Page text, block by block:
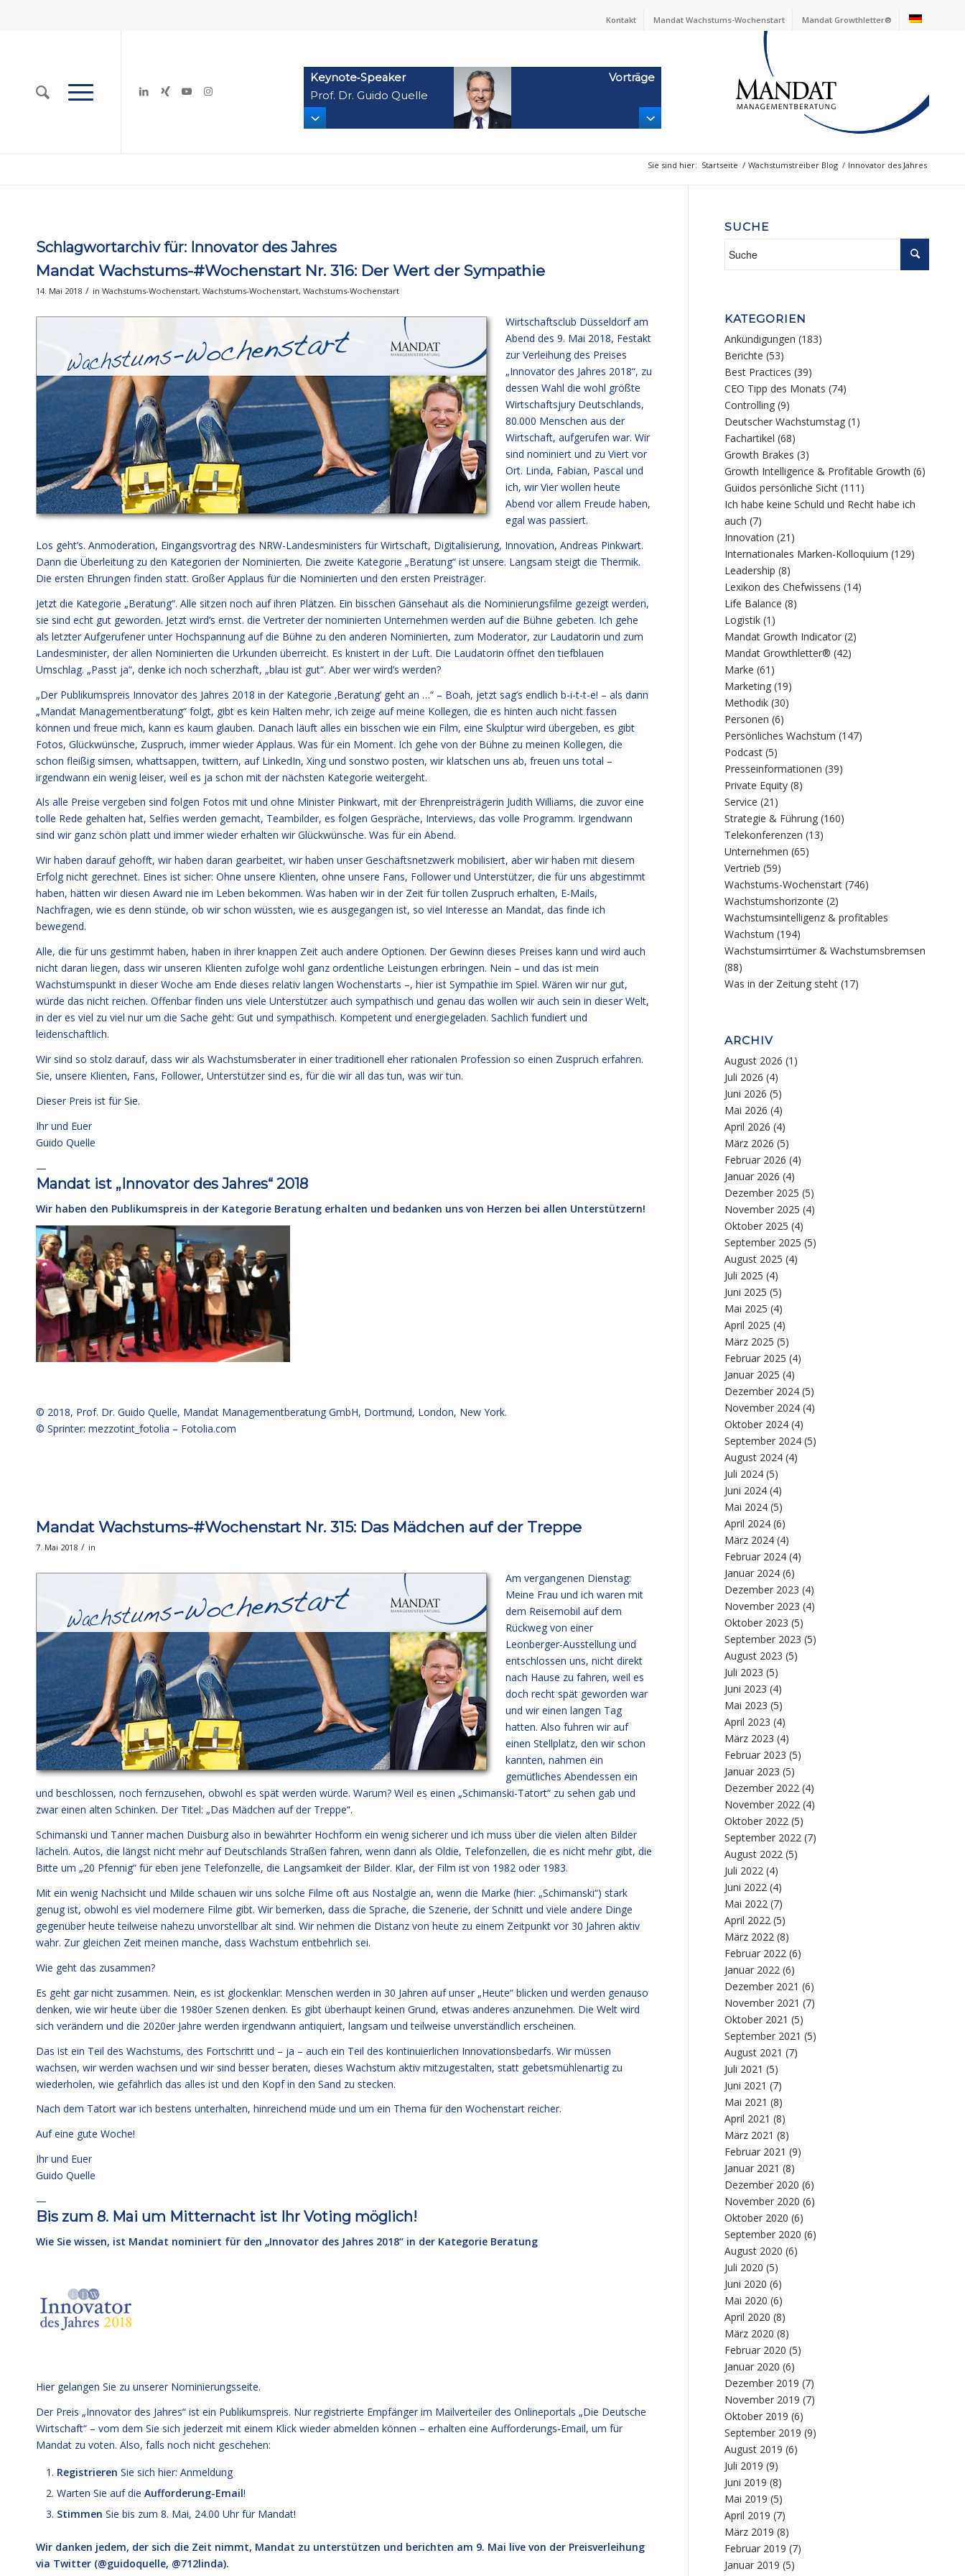
Kontakt Mandat Wachstums-Wochenstart Mandat Growthletter®
Keynote‑Speaker
Prof. Dr. Guido Quelle
Vorträge
Sie sind hier: Startseite / Wachstumstreiber Blog / Innovator des Jahres
Schlagwortarchiv für: Innovator des Jahres
Mandat Wachstums-#Wochenstart Nr. 316: Der Wert der Sympathie
14. Mai 2018 / in Wachstums-Wochenstart, Wachstums-Wochenstart, Wachstums-Wochenstart
Wirtschaftsclub Düsseldorf am
Abend des 9. Mai 2018, Festakt
zur Verleihung des Preises
„Innovator des Jahres 2018“, zu
dessen Wahl die wohl größte
Wirtschaftsjury Deutschlands,
80.000 Menschen aus der
Wirtschaft, aufgerufen war. Wir
sind nominiert und zu Viert vor
Ort. Linda, Fabian, Pascal und
ich, wir Vier wollen heute
Abend vor allem Freude haben,
egal was passiert.
Los geht’s. Anmoderation, Eingangsvortrag des NRW-Landesministers für Wirtschaft, Digitalisierung, Innovation, Andreas Pinkwart.
Dann die Überleitung zu den Kategorien der Nominierten. Die zweite Kategorie „Beratung“ ist unsere. Langsam steigt die Thermik.
Die ersten Ehrungen finden statt. Großer Applaus für die Nominierten und den ersten Preisträger.
Jetzt die Kategorie „Beratung“. Alle sitzen noch auf ihren Plätzen. Ein bisschen Gänsehaut als die Nominierungsfilme gezeigt werden,
sie sind echt gut geworden. Jetzt wird’s ernst. die Vertreter der nominierten Unternehmen werden auf die Bühne gebeten. Ich gehe
als letzter Aufgerufener unter Hochspannung auf die Bühne zu den anderen Nominierten, zum Moderator, zur Laudatorin und zum
Landesminister, der allen Nominierten die Urkunden überreicht. Es knistert in der Luft. Die Laudatorin öffnet den tiefblauen
Umschlag. „Passt ja“, denke ich noch scherzhaft, „blau ist gut“. Aber wer wird’s werden?
„Der Publikumspreis Innovator des Jahres 2018 in der Kategorie ‚Beratung’ geht an …“ – Boah, jetzt sag’s endlich b-i-t-t-e! – als dann
„Mandat Managementberatung“ folgt, gibt es kein Halten mehr, ich zeige auf meine Kollegen, die es hinten auch nicht fassen
können und freue mich, kann es kaum glauben. Danach läuft alles ein bisschen wie ein Film, eine Skulptur wird übergeben, es gibt
Fotos, Glückwünsche, Zuspruch, immer wieder Applaus. Was für ein Moment. Ich gehe von der Bühne zu meinen Kollegen, die
schon fleißig simsen, whattsappen, twittern, auf LinkedIn, Xing und sonstwo posten, wir klatschen uns ab, freuen uns total –
irgendwann ein wenig leiser, weil es ja schon mit der nächsten Kategorie weitergeht.
Als alle Preise vergeben sind folgen Fotos mit und ohne Minister Pinkwart, mit der Ehrenpreisträgerin Judith Williams, die zuvor eine
tolle Rede gehalten hat, Selfies werden gemacht, Teambilder, es folgen Gespräche, Interviews, das volle Programm. Irgendwann
sind wir ganz schön platt und immer wieder erhalten wir Glückwünsche. Was für ein Abend.
Wir haben darauf gehofft, wir haben daran gearbeitet, wir haben unser Geschäftsnetzwerk mobilisiert, aber wir haben mit diesem
Erfolg nicht gerechnet. Eines ist sicher: Ohne unsere Klienten, ohne unsere Fans, Follower und Unterstützer, die für uns abgestimmt
haben, hätten wir diesen Award nie im Leben bekommen. Was haben wir in der Zeit für tollen Zuspruch erhalten, E-Mails,
Nachfragen, wie es denn stünde, ob wir schon wüssten, wie es ausgegangen ist, so viel Interesse an Mandat, das finde ich
bewegend.
Alle, die für uns gestimmt haben, haben in ihrer knappen Zeit auch andere Optionen. Der Gewinn dieses Preises kann und wird auch
nicht daran liegen, dass wir unseren Klienten zufolge wohl ganz ordentliche Leistungen erbringen. Nein – und das ist mein
Wachstumspunkt in dieser Woche am Ende dieses relativ langen Wochenstarts –, hier ist Sympathie im Spiel. Wären wir nur gut,
würde das nicht reichen. Offenbar finden uns viele Unterstützer auch sympathisch und genau das wollen wir auch sein in dieser Welt,
in der es viel zu viel nur um die Sache geht: Gut und sympathisch. Kompetent und energiegeladen. Sachlich fundiert und
leidenschaftlich.
Wir sind so stolz darauf, dass wir als Wachstumsberater in einer traditionell eher rationalen Profession so einen Zuspruch erfahren.
Sie, unsere Klienten, Fans, Follower, Unterstützer sind es, für die wir all das tun, was wir tun.
Dieser Preis ist für Sie.
Ihr und Euer
Guido Quelle
—
Mandat ist „Innovator des Jahres“ 2018
Wir haben den Publikumspreis in der Kategorie Beratung erhalten und bedanken uns von Herzen bei allen Unterstützern!
© 2018, Prof. Dr. Guido Quelle, Mandat Managementberatung GmbH, Dortmund, London, New York.
© Sprinter: mezzotint_fotolia – Fotolia.com
Mandat Wachstums-#Wochenstart Nr. 315: Das Mädchen auf der Treppe
7. Mai 2018 / in
Am vergangenen Dienstag:
Meine Frau und ich waren mit
dem Reisemobil auf dem
Rückweg von einer
Leonberger-Ausstellung und
entschlossen uns, nicht direkt
nach Hause zu fahren, weil es
doch recht spät geworden war
und wir einen langen Tag
hatten. Also fuhren wir auf
einen Stellplatz, den wir schon
kannten, nahmen ein
gemütliches Abendessen ein
und beschlossen, noch fernzusehen, obwohl es spät werden würde. Warum? Weil es einen „Schimanski-Tatort“ zu sehen gab und
zwar einen alten Schinken. Der Titel: „Das Mädchen auf der Treppe“.
Schimanski und Tanner machen Duisburg also in bewährter Hochform ein wenig sicherer und ich muss über die vielen alten Bilder
lächeln. Autos, die längst nicht mehr auf Deutschlands Straßen fahren, wenn dann als Oldie, Telefonzellen, die es nicht mehr gibt, die
Bitte um „20 Pfennig“ für eben jene Telefonzelle, die Langsamkeit der Bilder. Klar, der Film ist von 1982 oder 1983.
Mit ein wenig Nachsicht und Milde schauen wir uns solche Filme oft aus Nostalgie an, wenn die Marke (hier: „Schimanski“) stark
genug ist, obwohl es viel modernere Filme gibt. Wir bemerken, dass die Sprache, die Szenerie, der Schnitt und viele andere Dinge
gegenüber heute teilweise nahezu unvorstellbar alt sind. Wir nehmen die Distanz von heute zu einem Zeitpunkt vor 30 Jahren aktiv
wahr. Zur gleichen Zeit meinen manche, dass Wachstum entbehrlich sei.
Wie geht das zusammen?
Es geht gar nicht zusammen. Nein, es ist glockenklar: Menschen werden in 30 Jahren auf unser „Heute“ blicken und werden genauso
denken, wie wir heute über die 1980er Szenen denken. Es gibt überhaupt keinen Grund, etwas anderes anzunehmen. Die Welt wird
sich verändern und die 2020er Jahre werden irgendwann antiquiert, langsam und teilweise unverständlich erscheinen.
Das ist ein Teil des Wachstums, des Fortschritt und – ja – auch ein Teil des kontinuierlichen Innovationsbedarfs. Wir müssen
wachsen, wir werden wachsen und wir sind besser beraten, dieses Wachstum aktiv mitzugestalten, statt gebetsmühlenartig zu
wiederholen, wie gefährlich das alles ist und den Kopf in den Sand zu stecken.
Nach dem Tatort war ich bestens unterhalten, hinreichend müde und um ein Thema für den Wochenstart reicher.
Auf eine gute Woche!
Ihr und Euer
Guido Quelle
—
Bis zum 8. Mai um Mitternacht ist Ihr Voting möglich!
Wie Sie wissen, ist Mandat nominiert für den „Innovator des Jahres 2018“ in der Kategorie Beratung
Hier gelangen Sie zu unserer Nominierungsseite.
Der Preis „Innovator des Jahres“ ist ein Publikumspreis. Nur registrierte Empfänger im Mailverteiler des Onlineportals „Die Deutsche
Wirtschaft“ – vom dem Sie sich jederzeit mit einem Klick wieder abmelden können – erhalten eine Aufforderungs-Email, um für
Mandat zu voten. Also, falls noch nicht geschehen:
Registrieren Sie sich hier: Anmeldung
Warten Sie auf die Aufforderung-Email!
Stimmen Sie bis zum 8. Mai, 24.00 Uhr für Mandat!
Wir danken jedem, der sich die Zeit nimmt, Mandat zu unterstützen und berichten am 9. Mai live von der Preisverleihung
via Twitter (@guidoquelle, @712linda).
SUCHE
KATEGORIEN
Ankündigungen (183)
Berichte (53)
Best Practices (39)
CEO Tipp des Monats (74)
Controlling (9)
Deutscher Wachstumstag (1)
Fachartikel (68)
Growth Brakes (3)
Growth Intelligence & Profitable Growth (6)
Guidos persönliche Sicht (111)
Ich habe keine Schuld und Recht habe ich
auch (7)
Innovation (21)
Internationales Marken-Kolloquium (129)
Leadership (8)
Lexikon des Chefwissens (14)
Life Balance (8)
Logistik (1)
Mandat Growth Indicator (2)
Mandat Growthletter® (42)
Marke (61)
Marketing (19)
Methodik (30)
Personen (6)
Persönliches Wachstum (147)
Podcast (5)
Presseinformationen (39)
Private Equity (8)
Service (21)
Strategie & Führung (160)
Telekonferenzen (13)
Unternehmen (65)
Vertrieb (59)
Wachstums-Wochenstart (746)
Wachstumshorizonte (2)
Wachstumsintelligenz & profitables
Wachstum (194)
Wachstumsirrtümer & Wachstumsbremsen
(88)
Was in der Zeitung steht (17)
ARCHIV
August 2026 (1)
Juli 2026 (4)
Juni 2026 (5)
Mai 2026 (4)
April 2026 (4)
März 2026 (5)
Februar 2026 (4)
Januar 2026 (4)
Dezember 2025 (5)
November 2025 (4)
Oktober 2025 (4)
September 2025 (5)
August 2025 (4)
Juli 2025 (4)
Juni 2025 (5)
Mai 2025 (4)
April 2025 (4)
März 2025 (5)
Februar 2025 (4)
Januar 2025 (4)
Dezember 2024 (5)
November 2024 (4)
Oktober 2024 (4)
September 2024 (5)
August 2024 (4)
Juli 2024 (5)
Juni 2024 (4)
Mai 2024 (5)
April 2024 (6)
März 2024 (4)
Februar 2024 (4)
Januar 2024 (6)
Dezember 2023 (4)
November 2023 (4)
Oktober 2023 (5)
September 2023 (5)
August 2023 (5)
Juli 2023 (5)
Juni 2023 (4)
Mai 2023 (5)
April 2023 (4)
März 2023 (4)
Februar 2023 (5)
Januar 2023 (5)
Dezember 2022 (4)
November 2022 (4)
Oktober 2022 (5)
September 2022 (7)
August 2022 (5)
Juli 2022 (4)
Juni 2022 (4)
Mai 2022 (7)
April 2022 (5)
März 2022 (8)
Februar 2022 (6)
Januar 2022 (6)
Dezember 2021 (6)
November 2021 (7)
Oktober 2021 (5)
September 2021 (5)
August 2021 (7)
Juli 2021 (5)
Juni 2021 (7)
Mai 2021 (8)
April 2021 (8)
März 2021 (8)
Februar 2021 (9)
Januar 2021 (8)
Dezember 2020 (6)
November 2020 (6)
Oktober 2020 (6)
September 2020 (6)
August 2020 (6)
Juli 2020 (5)
Juni 2020 (6)
Mai 2020 (6)
April 2020 (8)
März 2020 (8)
Februar 2020 (5)
Januar 2020 (6)
Dezember 2019 (7)
November 2019 (7)
Oktober 2019 (6)
September 2019 (9)
August 2019 (6)
Juli 2019 (9)
Juni 2019 (8)
Mai 2019 (5)
April 2019 (7)
März 2019 (8)
Februar 2019 (7)
Januar 2019 (5)